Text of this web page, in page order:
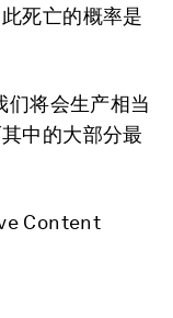
死亡的概率是
将会生产相当
中的大部分最
Content